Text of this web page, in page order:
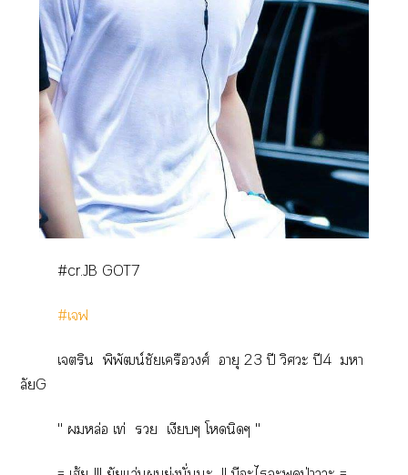
#cr.JB GOT7
#เฟ
เริน พิพัฒน์ชัยเครือวงศ์ อายุ 23 ปี วิศวะ ปี4 มหา
ลัยG
'' หล่อ เท่  เงียบๆ โนิดๆ ''